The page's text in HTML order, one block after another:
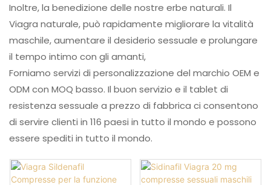
Inoltre, la benedizione delle nostre erbe naturali. Il
Viagra naturale, può rapidamente migliorare la vitalità
maschile, aumentare il desiderio sessuale e prolungare
il tempo intimo con gli amanti,
Forniamo servizi di personalizzazione del marchio OEM e
ODM con MOQ basso. Il buon servizio e il tablet di
resistenza sessuale a prezzo di fabbrica ci consentono
di servire clienti in 116 paesi in tutto il mondo e possono
essere spediti in tutto il mondo.